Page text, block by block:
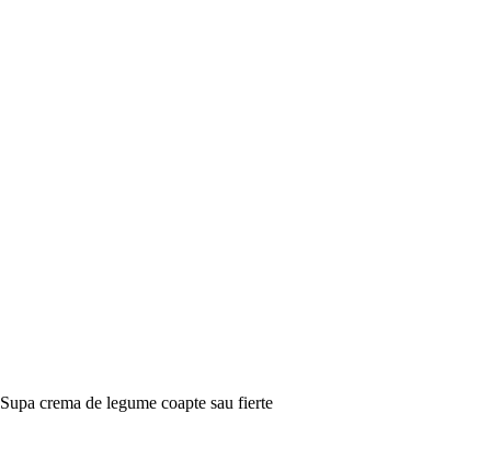
Supa crema de legume coapte sau fierte